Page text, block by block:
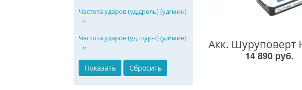
Частота ударов (уд.дрель) (уд/мин)
Частота ударов (уд.шур-т) (уд/мин)
14 890 руб.